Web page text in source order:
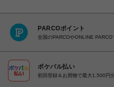
PARCOポイント
全国のPARCOやONLINE PARCO
ポケパル払い
初回登録＆お買物で最大1,500円